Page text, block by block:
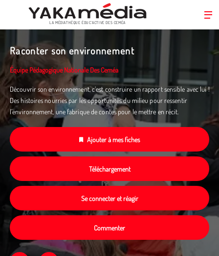
contenu
principal
LA MÉDIATHÈQUE ÉDUC’ACTIVE DES CEMÉA
Raconter son environnement
Équipe Pédagogique Nationale Des Ceméa
Découvrir son environnement, c’est construire un rapport sensible avec lui !
Des histoires nourries par les opportunités du milieu pour ressentir
l’environnement, une fabrique de contes pour le mettre en récit.
Ajouter à mes fiches
Téléchargement
Se connecter et réagir
Commenter